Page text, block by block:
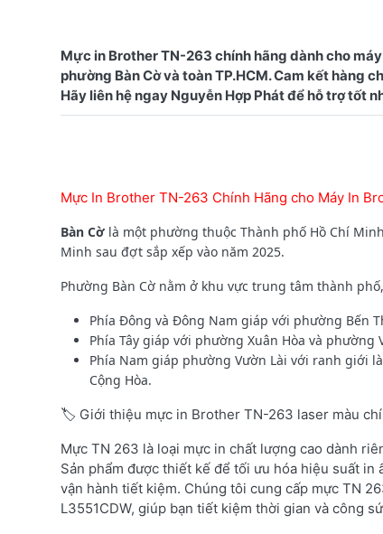
Mực in Brother TN-263 chính hãng dành cho
phường Bàn Cờ và toàn TP.HCM. Cam kết hàng
Mực In Brother TN-263 Chính Hãng cho Máy In
Bàn Cờ là một phường thuộc Thành phố Hồ Chí
Minh sau đợt sắp xếp vào năm 2025.
Phường Bàn Cờ nằm ở khu vực trung tâm thành
Phía Đông và Đông Nam giáp với phường Bến
Phía Tây giáp với phường Xuân Hòa và
Phía Nam giáp phường Vườn Lài với ranh giới
Cộng Hòa.
🏷️ Giới thiệu mực in Brother TN-263 laser màu
Mực TN 263 là loại mực in chất lượng cao dành
Sản phẩm được thiết kế để tối ưu hóa hiệu suất
vận hành tiết kiệm. Chúng tôi cung cấp mực TN
L3551CDW, giúp bạn tiết kiệm thời gian và công